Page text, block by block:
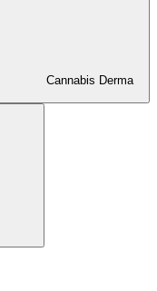
Cannabis Derma